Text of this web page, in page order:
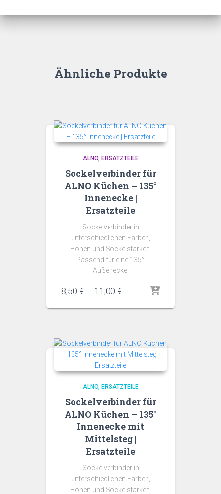
Ähnliche Produkte
ALNO ERSATZTEILE
Sockelverbinder für
ALNO Küchen – 135°
Innenecke |
Ersatzteile
Sockelverbinder in
unterschiedlichen Farben,
Höhen und Sockelstärken.
Passend für eine 135°
Außenecke.
8,50 € – 11,00 €Preisspanne:
bis
ALNO ERSATZTEILE
Sockelverbinder für
ALNO Küchen – 135°
Innenecke mit
Mittelsteg |
Ersatzteile
Sockelverbinder in
unterschiedlichen Farben,
Höhen und Sockelstärken.